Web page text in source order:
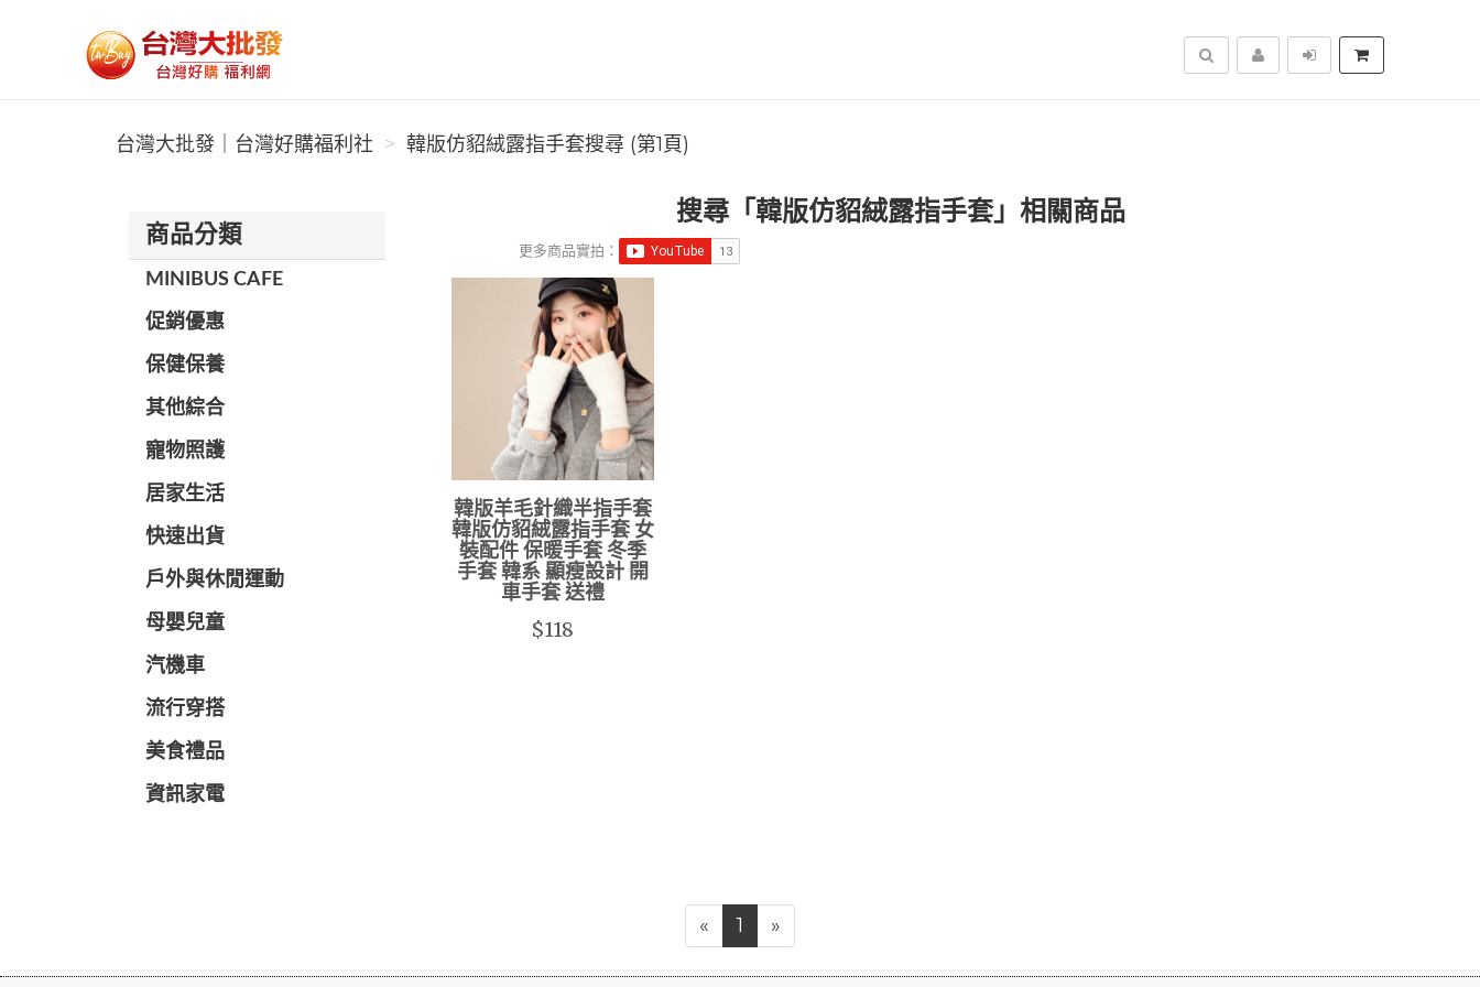
台灣大批發｜台灣好購福利社
搜尋
台灣大批發｜台灣好購福利社 韓版仿貂絨露指手套搜尋 (第1頁)
商品分類
MINIBUS CAFE
促銷優惠
保健保養
其他綜合
寵物照護
居家生活
快速出貨
戶外與休閒運動
母嬰兒童
汽機車
流行穿搭
美食禮品
資訊家電
搜尋「韓版仿貂絨露指手套」相關商品
更多商品實拍：
韓版羊毛針織半指手套
韓版仿貂絨露指手套 女
裝配件 保暖手套 冬季
手套 韓系 顯瘦設計 開
車手套 送禮
$118
« 1 »